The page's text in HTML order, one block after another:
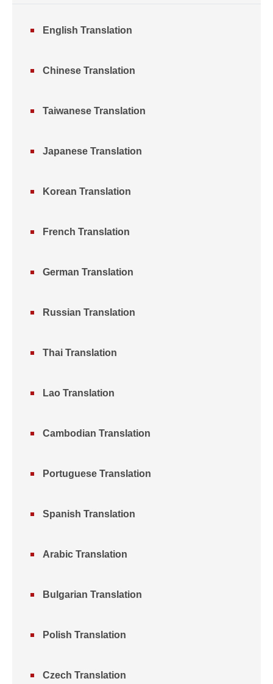
English Translation
Chinese Translation
Taiwanese Translation
Japanese Translation
Korean Translation
French Translation
German Translation
Russian Translation
Thai Translation
Lao Translation
Cambodian Translation
Portuguese Translation
Spanish Translation
Arabic Translation
Bulgarian Translation
Polish Translation
Czech Translation